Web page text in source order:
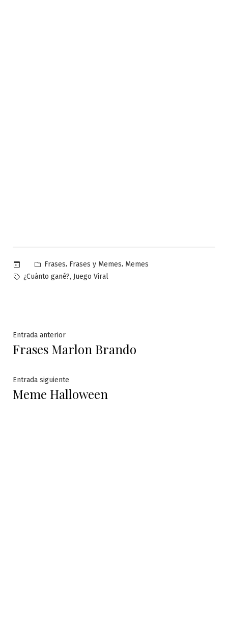
Publicado
en
Frases, Frases y Memes, Memes
Etiquetas:
¿Cuánto gané?, Juego Viral
Navegación
de
entradas
Entrada anteriorEntrada
anterior:
Frases Marlon Brando
Entrada siguiente
siguiente:
Meme Halloween